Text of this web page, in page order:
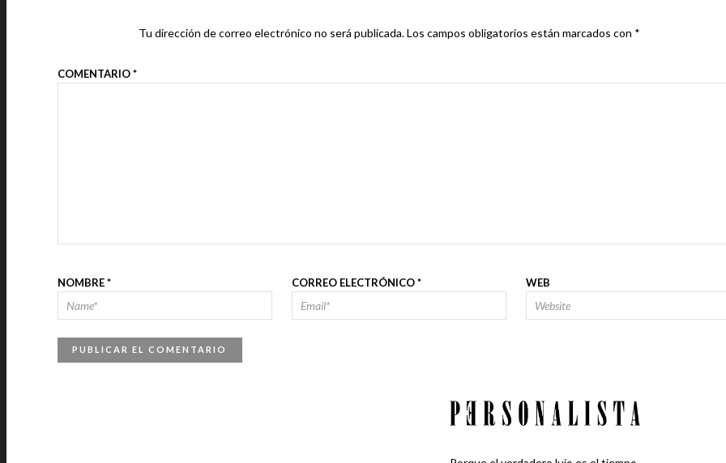
Tu dirección de correo electrónico no será publicada.Los campos obligatorios están marcados con *
COMENTARIO*
NOMBRE* CORREO ELECTRÓNICO* WEB